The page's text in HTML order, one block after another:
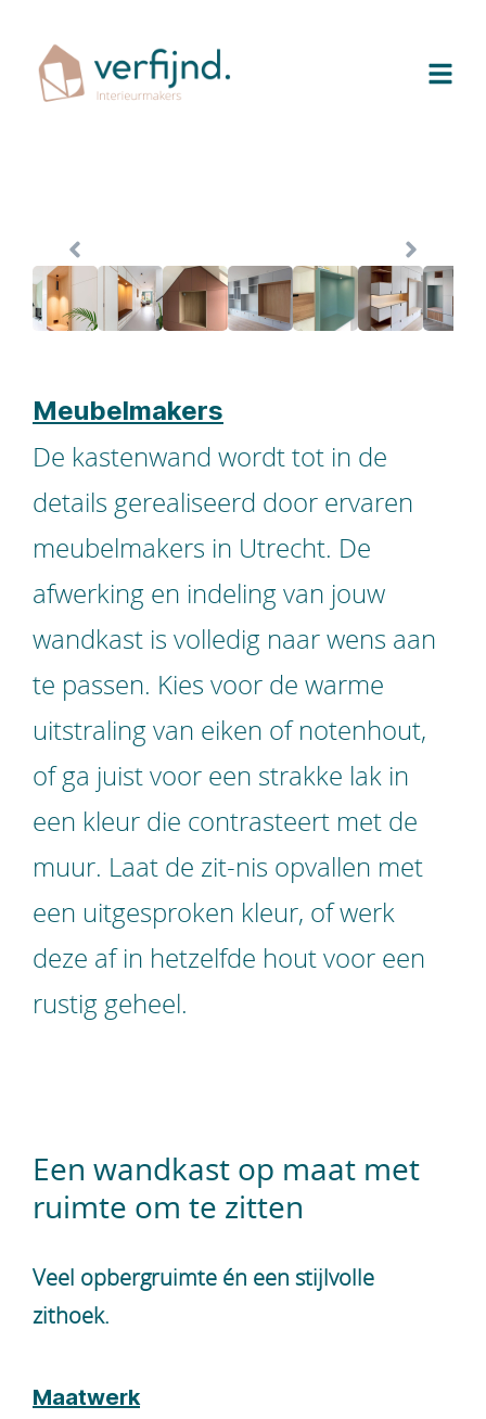
Meubelmakers
De kastenwand wordt tot in de
details gerealiseerd door ervaren
meubelmakers in Utrecht. De
afwerking en indeling van jouw
wandkast is volledig naar wens aan
te passen. Kies voor de warme
uitstraling van eiken of notenhout,
of ga juist voor een strakke lak in
een kleur die contrasteert met de
muur. Laat de zit-nis opvallen met
een uitgesproken kleur, of werk
deze af in hetzelfde hout voor een
rustig geheel.
Een wandkast op maat met
ruimte om te zitten
Veel opbergruimte én een stijlvolle
zithoek.
Maatwerk